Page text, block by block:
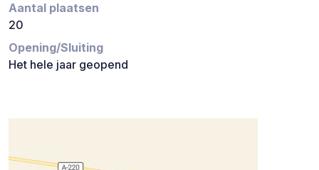
Aantal plaatsen
20
Opening/Sluiting
Het hele jaar geopend